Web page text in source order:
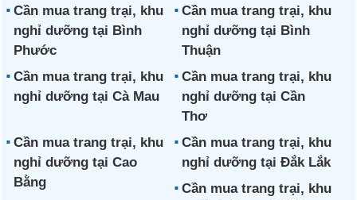
Cần mua trang trại, khu
nghỉ dưỡng tại Bình
Phước
Cần mua trang trại, khu
nghỉ dưỡng tại Bình
Thuận
Cần mua trang trại, khu
nghỉ dưỡng tại Cà Mau
Cần mua trang trại, khu
nghỉ dưỡng tại Cần
Thơ
Cần mua trang trại, khu
nghỉ dưỡng tại Cao
Bằng
Cần mua trang trại, khu
nghỉ dưỡng tại Đắk Lắk
Cần mua trang trại, khu